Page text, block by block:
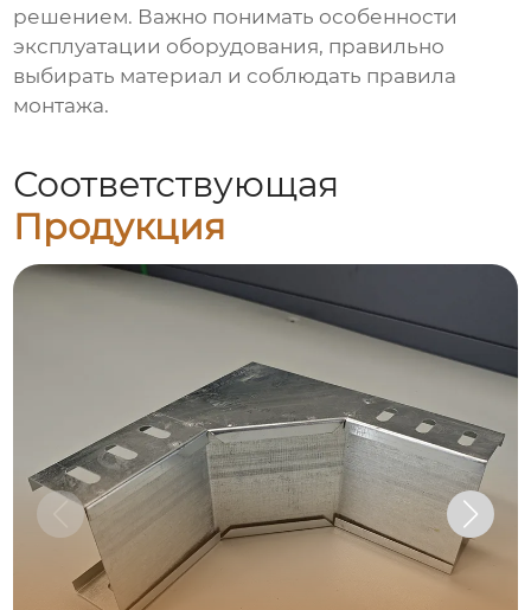
решением. Важно понимать особенности
эксплуатации оборудования, правильно
выбирать материал и соблюдать правила
монтажа.
Соответствующая
Продукция